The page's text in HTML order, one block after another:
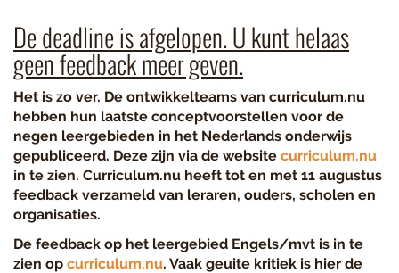
De deadline is afgelopen. U kunt helaas
geen feedback meer geven.
Het is zo ver. De ontwikkelteams van curriculum.nu
hebben hun laatste conceptvoorstellen voor de
negen leergebieden in het Nederlands onderwijs
gepubliceerd. Deze zijn via de website curriculum.nu
in te zien. Curriculum.nu heeft tot en met 11 augustus
feedback verzameld van leraren, ouders, scholen en
organisaties.
De feedback op het leergebied Engels/mvt is in te
zien op curriculum.nu. Vaak geuite kritiek is hier de